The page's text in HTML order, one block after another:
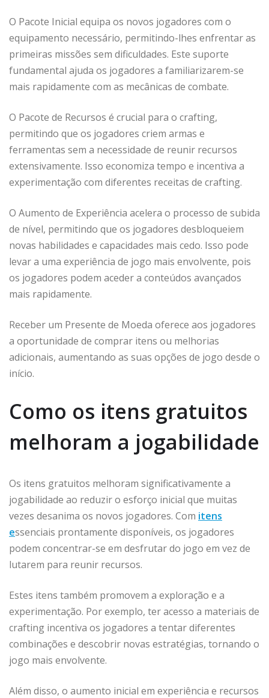
O Pacote Inicial equipa os novos jogadores com o
equipamento necessário, permitindo-lhes enfrentar as
primeiras missões sem dificuldades. Este suporte
fundamental ajuda os jogadores a familiarizarem-se
mais rapidamente com as mecânicas de combate.
O Pacote de Recursos é crucial para o crafting,
permitindo que os jogadores criem armas e
ferramentas sem a necessidade de reunir recursos
extensivamente. Isso economiza tempo e incentiva a
experimentação com diferentes receitas de crafting.
O Aumento de Experiência acelera o processo de subida
de nível, permitindo que os jogadores desbloqueiem
novas habilidades e capacidades mais cedo. Isso pode
levar a uma experiência de jogo mais envolvente, pois
os jogadores podem aceder a conteúdos avançados
mais rapidamente.
Receber um Presente de Moeda oferece aos jogadores
a oportunidade de comprar itens ou melhorias
adicionais, aumentando as suas opções de jogo desde o
início.
Como os itens gratuitos
melhoram a jogabilidade
Os itens gratuitos melhoram significativamente a
jogabilidade ao reduzir o esforço inicial que muitas
vezes desanima os novos jogadores. Com itens
essenciais prontamente disponíveis, os jogadores
podem concentrar-se em desfrutar do jogo em vez de
lutarem para reunir recursos.
Estes itens também promovem a exploração e a
experimentação. Por exemplo, ter acesso a materiais de
crafting incentiva os jogadores a tentar diferentes
combinações e descobrir novas estratégias, tornando o
jogo mais envolvente.
Além disso, o aumento inicial em experiência e recursos